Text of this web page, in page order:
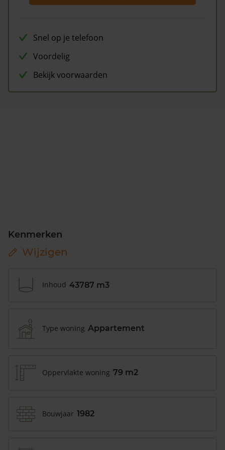
Snel op je telefoon
Voordelig
Bekijk voorwaarden
Kenmerken
Wijzigen
Inhoud 43787 m3
Type woning Appartement
Oppervlakte woning 79 m2
Bouwjaar 1982